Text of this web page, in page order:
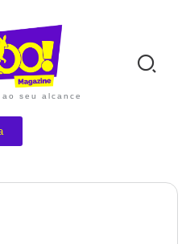
seu alcance